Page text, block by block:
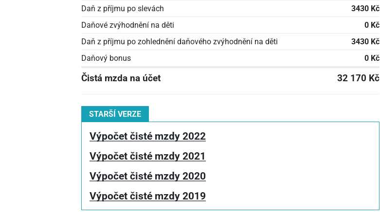
Daň z příjmu po slevách
3430 Kč
Daňové zvýhodnění na děti
0 Kč
Daň z příjmu po zohlednění daňového zvýhodnění na děti
3430 Kč
Daňový bonus
0 Kč
Čistá mzda na účet 32 170 Kč
STARŠÍ VERZE
Výpočet čisté mzdy 2022
Výpočet čisté mzdy 2021
Výpočet čisté mzdy 2020
Výpočet čisté mzdy 2019